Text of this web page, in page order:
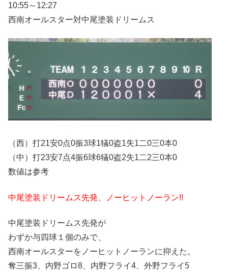
10:55～12:27
西南オールスター対中尾塗装ドリームス
（西）打21安0点0振3球1犠0盗1失1二0三0本0
（中）打23安7点4振6球6犠0盗2失1二2三0本0
数値は参考
中尾塗装ドリームス先発、ノーヒットノーラン!!
中尾塗装ドリームス先発が
わずか与四球１個のみで、
西南オールスターをノーヒットノーランに抑えた。
奪三振3、内野ゴロ8、内野フライ4、外野フライ5